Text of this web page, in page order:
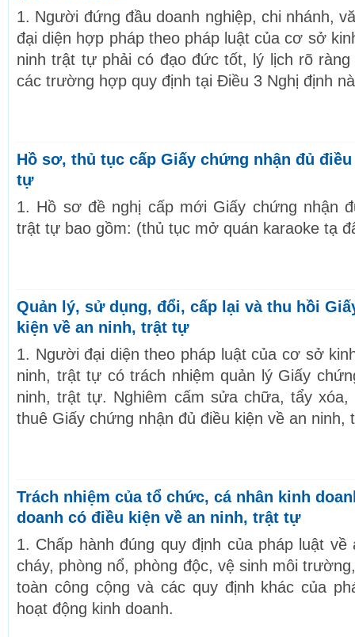
1. Người đứng đầu doanh nghiệp, chi nhánh,
đại diện hợp pháp theo pháp luật của cơ sở
ninh trật tự phải có đạo đức tốt, lý lịch rõ
các trường hợp quy định tại Điều 3 Nghị định
Hồ sơ, thủ tục cấp Giấy chứng nhận đủ
tự
1. Hồ sơ đề nghị cấp mới Giấy chứng nhận
trật tự bao gồm: (thủ tục mở quán karaoke tạ
Quản lý, sử dụng, đổi, cấp lại và thu hồi
kiện về an ninh, trật tự
1. Người đại diện theo pháp luật của cơ sở
ninh, trật tự có trách nhiệm quản lý Giấy
ninh, trật tự. Nghiêm cấm sửa chữa, tẩy
thuê Giấy chứng nhận đủ điều kiện về an
Trách nhiệm của tổ chức, cá nhân kinh
doanh có điều kiện về an ninh, trật tự
1. Chấp hành đúng quy định của pháp luật
cháy, phòng nổ, phòng độc, vệ sinh môi
toàn công cộng và các quy định khác của
hoạt động kinh doanh.